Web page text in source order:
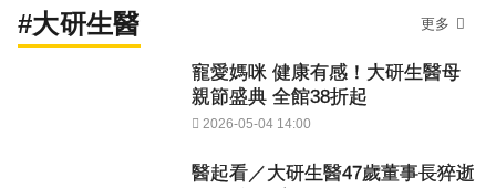
#大研生醫 更多
寵愛媽咪 健康有感！大研生醫母
親節盛典 全館38折起
2026-05-04 14:00
醫起看／大研生醫47歲董事長猝逝